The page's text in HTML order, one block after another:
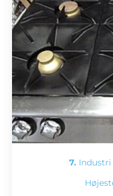
7.